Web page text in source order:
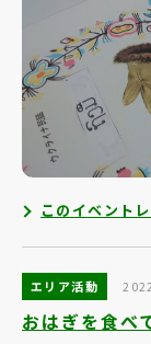
このイベント
エリア活動
おはぎを食べ